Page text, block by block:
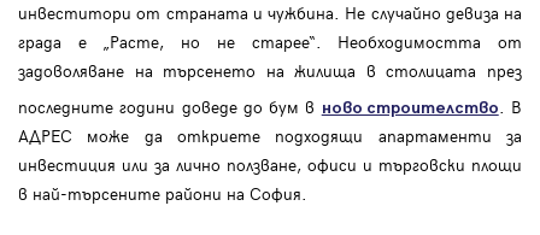
инвеститори от страната и чужбина. Не случайно девиза на
града е „Расте, но не старее“. Необходимостта от
задоволяване на търсенето на жилища в столицата през
последните години доведе до бум в ново строителство. В
АДРЕС може да откриете подходящи апартаменти за
инвестиция или за лично ползване, офиси и търговски площи
в най-търсените райони на София.